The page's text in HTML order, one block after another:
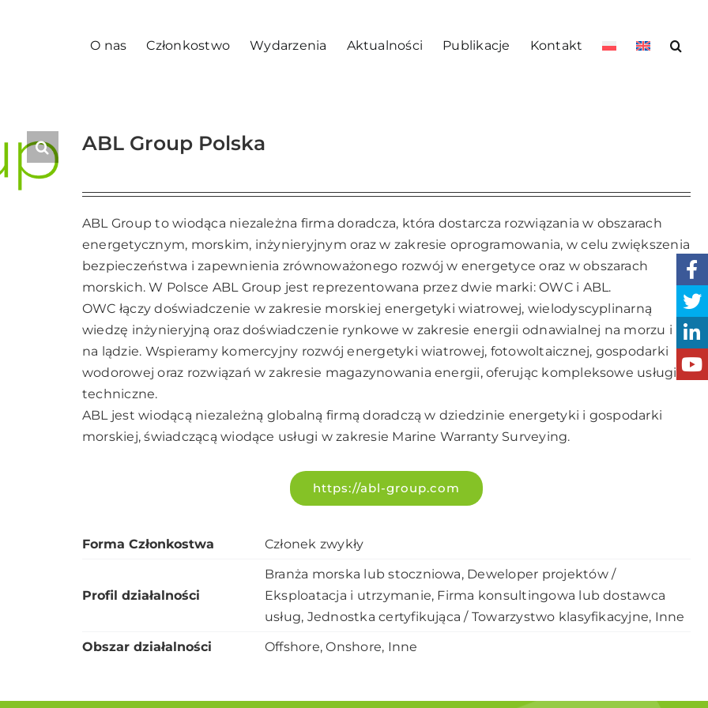
O nas Członkostwo Wydarzenia Aktualności Publikacje Kontakt
ABL Group Polska
ABL Group to wiodąca niezależna firma doradcza, która dostarcza rozwiązania w obszarach
energetycznym, morskim, inżynieryjnym oraz w zakresie oprogramowania, w celu zwiększenia
bezpieczeństwa i zapewnienia zrównoważonego rozwój w energetyce oraz w obszarach
morskich. W Polsce ABL Group jest reprezentowana przez dwie marki: OWC i ABL.
OWC łączy doświadczenie w zakresie morskiej energetyki wiatrowej, wielodyscyplinarną
wiedzę inżynieryjną oraz doświadczenie rynkowe w zakresie energii odnawialnej na morzu i
na lądzie. Wspieramy komercyjny rozwój energetyki wiatrowej, fotowoltaicznej, gospodarki
wodorowej oraz rozwiązań w zakresie magazynowania energii, oferując kompleksowe usługi
techniczne.
ABL jest wiodącą niezależną globalną firmą doradczą w dziedzinie energetyki i gospodarki
morskiej, świadczącą wiodące usługi w zakresie Marine Warranty Surveying.
https://abl-group.com
Forma Członkostwa Członek zwykły
Profil działalności
Branża morska lub stoczniowa, Deweloper projektów /
Eksploatacja i utrzymanie, Firma konsultingowa lub dostawca
usług, Jednostka certyfikująca / Towarzystwo klasyfikacyjne, Inne
Obszar działalności
Offshore, Onshore, Inne